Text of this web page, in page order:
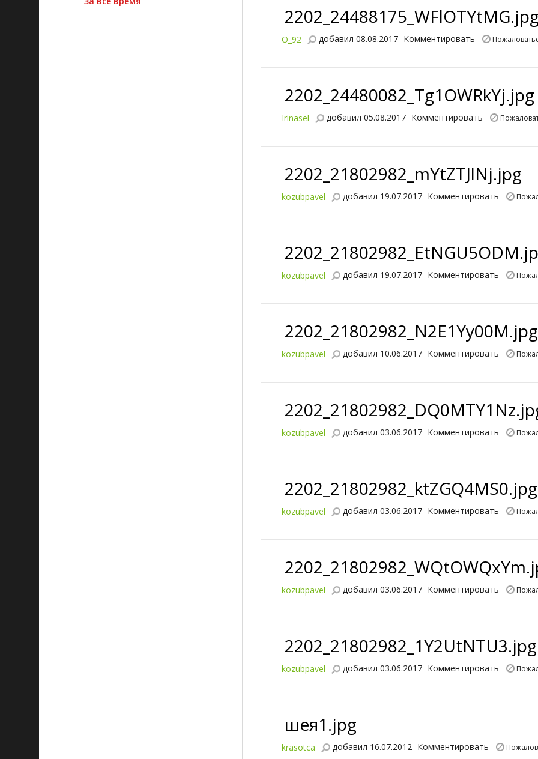
2202_24488175_WFlOTYtMG.jpg
O_92 добавил 08.08.2017 Комментировать
2202_24480082_Tg1OWRkYj.jpg
Irinasel добавил 05.08.2017 Комментировать
2202_21802982_mYtZTJlNj.jpg
kozubpavel добавил 19.07.2017 Комментировать
kozubpavel добавил 19.07.2017 Комментировать
2202_21802982_N2E1Yy00M.jpg
kozubpavel добавил 10.06.2017 Комментировать
kozubpavel добавил 03.06.2017 Комментировать
2202_21802982_ktZGQ4MS0.jpg
kozubpavel добавил 03.06.2017 Комментировать
kozubpavel добавил 03.06.2017 Комментировать
2202_21802982_1Y2UtNTU3.jpg
kozubpavel добавил 03.06.2017 Комментировать
шея1.jpg
krasotca добавил 16.07.2012 Комментировать